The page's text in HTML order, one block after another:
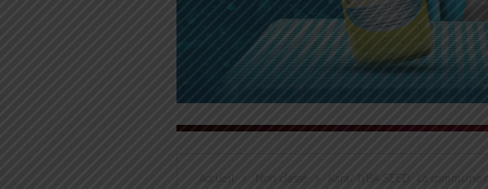
Accueil Kara/ IYBA-SEED: La